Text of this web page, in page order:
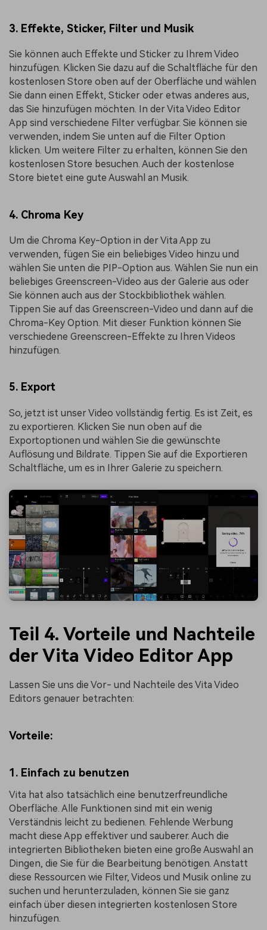
3. Effekte, Sticker, Filter und Musik
Sie können auch Effekte und Sticker zu Ihrem Video
hinzufügen. Klicken Sie dazu auf die Schaltfläche für den
kostenlosen Store oben auf der Oberfläche und wählen
Sie dann einen Effekt, Sticker oder etwas anderes aus,
das Sie hinzufügen möchten. In der Vita Video Editor
App sind verschiedene Filter verfügbar. Sie können sie
verwenden, indem Sie unten auf die Filter Option
klicken. Um weitere Filter zu erhalten, können Sie den
kostenlosen Store besuchen. Auch der kostenlose
Store bietet eine gute Auswahl an Musik.
4. Chroma Key
Um die Chroma Key-Option in der Vita App zu
verwenden, fügen Sie ein beliebiges Video hinzu und
wählen Sie unten die PIP-Option aus. Wählen Sie nun ein
beliebiges Greenscreen-Video aus der Galerie aus oder
Sie können auch aus der Stockbibliothek wählen.
Tippen Sie auf das Greenscreen-Video und dann auf die
Chroma-Key Option. Mit dieser Funktion können Sie
verschiedene Greenscreen-Effekte zu Ihren Videos
hinzufügen.
5. Export
So, jetzt ist unser Video vollständig fertig. Es ist Zeit, es
zu exportieren. Klicken Sie nun oben auf die
Exportoptionen und wählen Sie die gewünschte
Auflösung und Bildrate. Tippen Sie auf die Exportieren
Schaltfläche, um es in Ihrer Galerie zu speichern.
Teil 4. Vorteile und Nachteile
der Vita Video Editor App
Lassen Sie uns die Vor- und Nachteile des Vita Video
Editors genauer betrachten:
Vorteile:
1. Einfach zu benutzen
Vita hat also tatsächlich eine benutzerfreundliche
Oberfläche. Alle Funktionen sind mit ein wenig
Verständnis leicht zu bedienen. Fehlende Werbung
macht diese App effektiver und sauberer. Auch die
integrierten Bibliotheken bieten eine große Auswahl an
Dingen, die Sie für die Bearbeitung benötigen. Anstatt
diese Ressourcen wie Filter, Videos und Musik online zu
suchen und herunterzuladen, können Sie sie ganz
einfach über diesen integrierten kostenlosen Store
hinzufügen.